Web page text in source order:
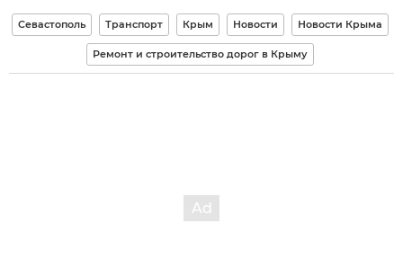
Севастополь Транспорт Крым Новости Новости Крыма
Ремонт и строительство дорог в Крыму